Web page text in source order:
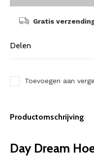
Gratis
Delen
Toevoegen aan
Productomschrijving
Day Dream